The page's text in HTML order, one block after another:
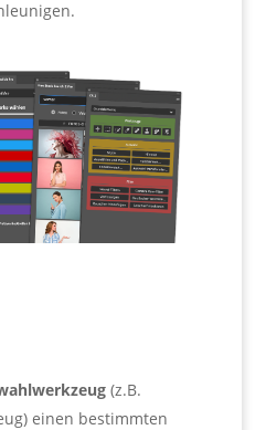
(z.B.
einen bestimmten